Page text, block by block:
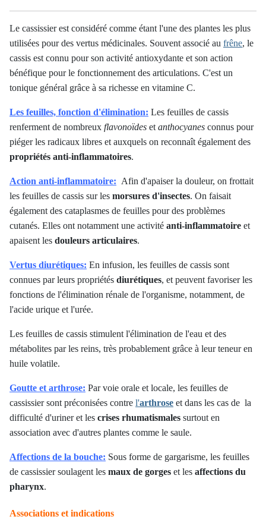
Le cassissier est considéré comme étant l'une des plantes les plus
utilisées pour des vertus médicinales. Souvent associé au frêne, le
cassis est connu pour son activité antioxydante et son action
bénéfique pour le fonctionnement des articulations. C'est un
tonique général grâce à sa richesse en vitamine C.
Les feuilles, fonction d'élimination: Les feuilles de cassis
renferment de nombreux flavonoïdes et anthocyanes connus pour
piéger les radicaux libres et auxquels on reconnaît également des
propriétés anti-inflammatoires.
Action anti-inflammatoire: Afin d'apaiser la douleur, on frottait
les feuilles de cassis sur les morsures d'insectes. On faisait
également des cataplasmes de feuilles pour des problèmes
cutanés. Elles ont notamment une activité anti-inflammatoire et
apaisent les douleurs articulaires.
Vertus diurétiques: En infusion, les feuilles de cassis sont
connues par leurs propriétés diurétiques, et peuvent favoriser les
fonctions de l'élimination rénale de l'organisme, notamment, de
l'acide urique et l'urée.
Les feuilles de cassis stimulent l'élimination de l'eau et des
métabolites par les reins, très probablement grâce à leur teneur en
huile volatile.
Goutte et arthrose: Par voie orale et locale, les feuilles de
cassissier sont préconisées contre l'arthrose et dans les cas de la
difficulté d'uriner et les crises rhumatismales surtout en
association avec d'autres plantes comme le saule.
Affections de la bouche: Sous forme de gargarisme, les feuilles
de cassissier soulagent les maux de gorges et les affections du
pharynx.
Associations et indications